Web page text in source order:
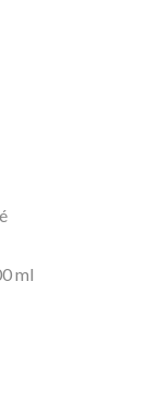
ml